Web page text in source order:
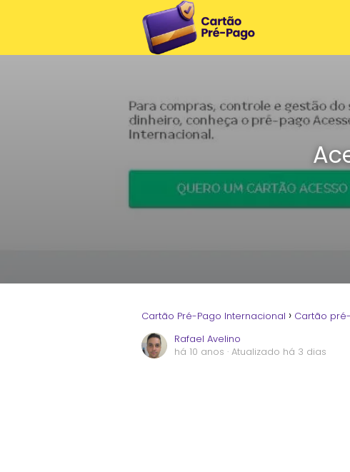
Cartão Pré-Pago Internacional Cartão
Rafael Avelino
há 10 anos · Atualizado há 3 dias